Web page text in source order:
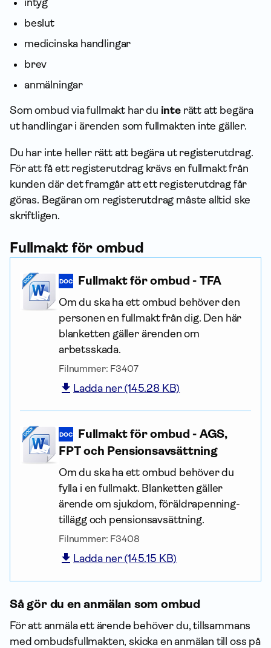
intyg
beslut
medicinska handlingar
brev
anmälningar
Som ombud via fullmakt har du inte rätt att begära
ut handlingar i ärenden som fullmakten inte gäller.
Du har inte heller rätt att begära ut registerutdrag.
För att få ett registerutdrag krävs en fullmakt från
kunden där det framgår att ett registerutdrag får
göras. Begäran om registerutdrag måste alltid ske
skriftligen.
Fullmakt för ombud
DOC Fullmakt för ombud - TFA
Om du ska ha ett ombud behöver den
personen en fullmakt från dig. Den här
blanketten gäller ärenden om
arbetsskada.
Filnummer: F3407
Ladda ner (145.28 KB)
DOC
Fullmakt för ombud - AGS,
FPT och Pensionsavsättning
Om du ska ha ett ombud behöver du
fylla i en fullmakt. Blanketten gäller
ärende om sjukdom, föräldra­penning­
tillägg och pensionsavsättning.
Filnummer: F3408
Ladda ner (145.15 KB)
Så gör du en anmälan som ombud
För att anmäla ett ärende behöver du, tillsammans
med ombudsfullmakten, skicka en anmälan till oss på